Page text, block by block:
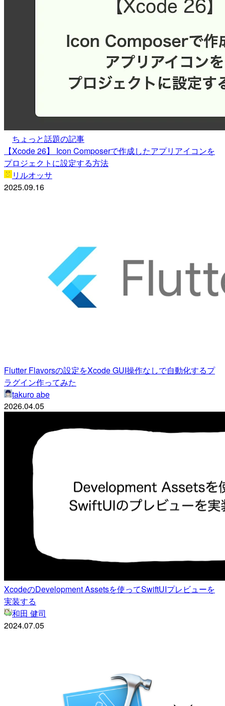
ちょっと話題の記事
【Xcode 26】 Icon Composerで作成したアプリアイコンを
プロジェクトに設定する方法
リルオッサ
2025.09.16
Flutter Flavorsの設定をXcode GUI操作なしで自動化するプ
ラグイン作ってみた
takuro abe
2026.04.05
XcodeのDevelopment Assetsを使ってSwiftUIプレビューを
実装する
和田 健司
2024.07.05